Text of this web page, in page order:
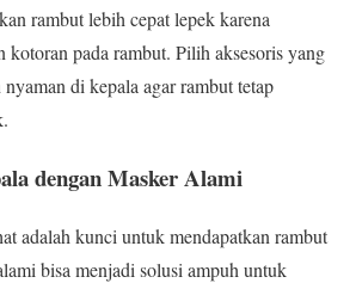
rambut lebih cepat lepek karena
kotoran pada rambut. Pilih aksesoris yang
di kepala agar rambut tetap
dengan Masker Alami
adalah kunci untuk mendapatkan rambut
bisa menjadi solusi ampuh untuk